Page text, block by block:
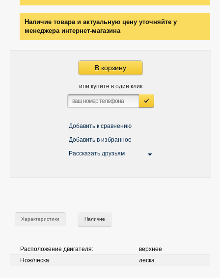
Наличие товара и актуальную цену уточняйте у
менеджера интернет-магазина
В корзину
или купите в один клик
Добавить к сравнению
Добавить в избранное
Рассказать друзьям
Характеристики Наличие
Расположение двигателя:
верхнее
Нож/леска:
леска